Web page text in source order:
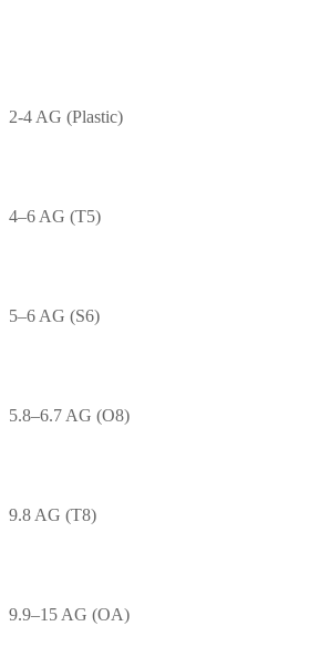
2-4 AG (Plastic)
4–6 AG (T5)
5–6 AG (S6)
5.8–6.7 AG (O8)
9.8 AG (T8)
9.9–15 AG (OA)